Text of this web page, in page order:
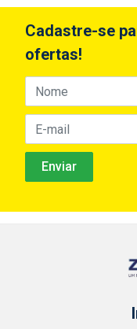
Cadastre-se
ofertas!